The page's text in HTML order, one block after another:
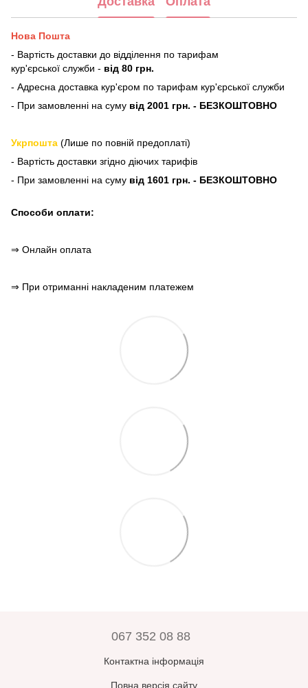
Нова Пошта
- Вартість доставки до відділення по тарифам
кур'єрської служби - від 80 грн.
- Адресна доставка кур'єром по тарифам кур'єрської служби
- При замовленні на суму від 2001 грн. - БЕЗКОШТОВНО
Укрпошта (Лише по повній предоплаті)
- Вартість доставки згідно діючих тарифів
- При замовленні на суму від 1601 грн. - БЕЗКОШТОВНО
Способи оплати:
⇒ Онлайн оплата
⇒ При отриманні накладеним платежем
067 352 08 88
Контактна інформація
Повна версія сайту